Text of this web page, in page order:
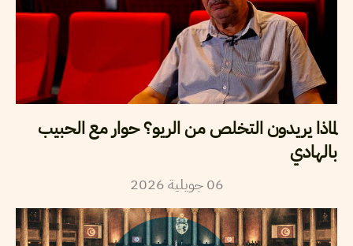
لماذا يريدون التخلص من الريو؟ حوار مع الحبيب
بالهادي
06 جويلية2026